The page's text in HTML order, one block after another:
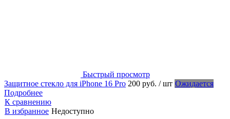
Быстрый просмотр
Защитное стекло для iPhone 16 Pro 200 руб. / шт Ожидается
Подробнее
К сравнению
В избранное Недоступно